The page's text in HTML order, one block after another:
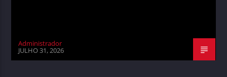
Administrador
JULHO 31, 2026